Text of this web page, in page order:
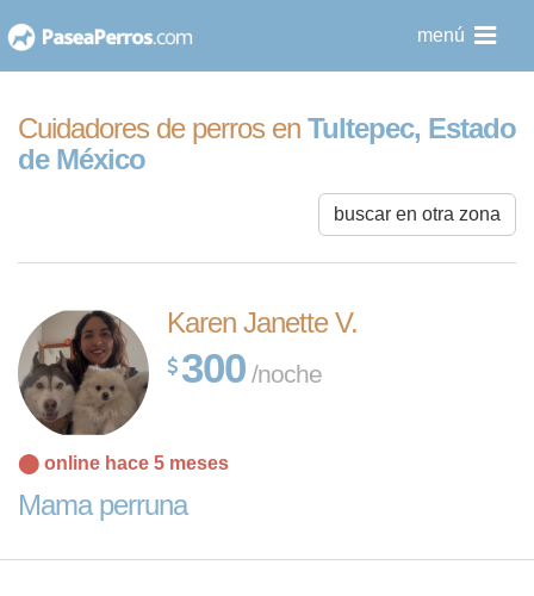
al
menú
Cuidadores de perros en Tultepec, Estado
de México
buscar en otra zona
Karen Janette V.
300 /noche
⬤ online hace 5 meses
Mama perruna